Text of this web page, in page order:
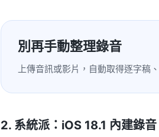
別再手動整理錄音
上傳音訊或影片，自動取得逐字稿
2. 系統派：iOS 18.1 內建錄音